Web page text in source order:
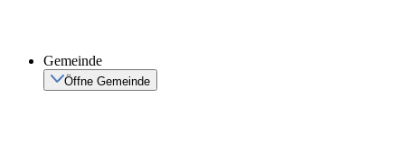
Gemeinde
Öffne Gemeinde